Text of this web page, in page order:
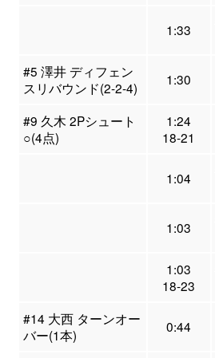
1:33
#5 澤井 ディフェン
スリバウンド(2-2-4)
1:30
#9 久木 2Pシュート
○(4点)
1:24
18-21
1:04
1:03
1:03
18-23
#14 大西 ターンオー
バー(1本)
0:44